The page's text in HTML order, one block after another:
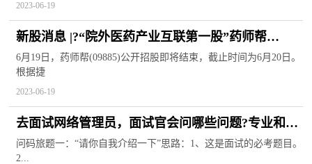
2023-06-19
新股消息 |?“院外医药产业互联第一股”药师帮
(09885)招股即将结束 已获超额认购3.69倍|天天热闻
6月19日，药师帮(09885)公开招股即将结束，截止时间为6月20日。
根据捷
2023-06-19
去面试网络管理员，面试官会问哪些问题?专业和非
专业的 天天简讯
问码旅题一：“请你自我介绍一下”思路：1、这是面试的必考题目。
2...